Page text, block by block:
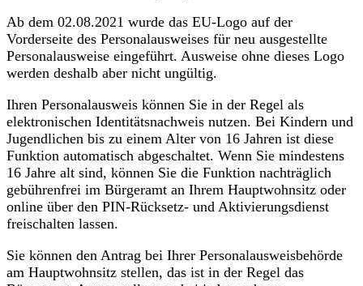
Ab dem 02.08.2021 wurde das EU-Logo auf der
Vorderseite des Personalausweises für neu ausgestellte
Personalausweise eingeführt. Ausweise ohne dieses Logo
werden deshalb aber nicht ungültig.
Ihren Personalausweis können Sie in der Regel als
elektronischen Identitätsnachweis nutzen. Bei Kindern und
Jugendlichen bis zu einem Alter von 16 Jahren ist diese
Funktion automatisch abgeschaltet. Wenn Sie mindestens
16 Jahre alt sind, können Sie die Funktion nachträglich
gebührenfrei im Bürgeramt an Ihrem Hauptwohnsitz oder
online über den PIN-Rücksetz- und Aktivierungsdienst
freischalten lassen.
Sie können den Antrag bei Ihrer Personalausweisbehörde
am Hauptwohnsitz stellen, das ist in der Regel das